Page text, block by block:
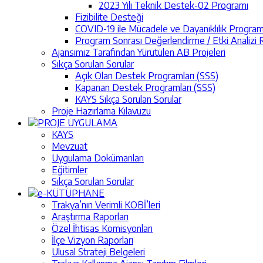
2023 Yılı Teknik Destek-02 Programı
Fizibilite Desteği
COVID-19 ile Mücadele ve Dayanıklılık
Program Sonrası Değerlendirme / Etki Analizi
Ajansımız Tarafından Yürütülen AB Projeleri
Sıkça Sorulan Sorular
Açık Olan Destek Programları (SSS)
Kapanan Destek Programları (SSS)
KAYS Sıkça Sorulan Sorular
Proje Hazırlama Kılavuzu
PROJE UYGULAMA
KAYS
Mevzuat
Uygulama Dokümanları
Eğitimler
Sıkça Sorulan Sorular
e-KÜTÜPHANE
Trakya’nın Verimli KOBİ’leri
Araştırma Raporları
Özel İhtisas Komisyonları
İlçe Vizyon Raporları
Ulusal Strateji Belgeleri